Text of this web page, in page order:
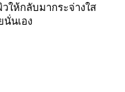
ให้กลับมากระจ่างใส
นั่นเอง